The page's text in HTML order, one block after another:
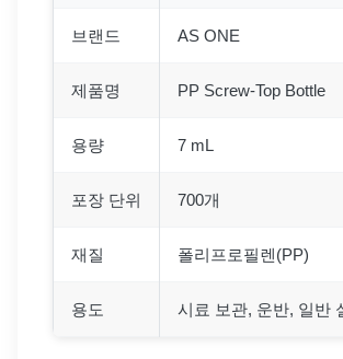
브랜드 AS ONE
제품명 PP Screw-Top Bottle
용량 7 mL
포장 단위 700개
재질 폴리프로필렌(PP)
용도 시료 보관, 운반, 일반